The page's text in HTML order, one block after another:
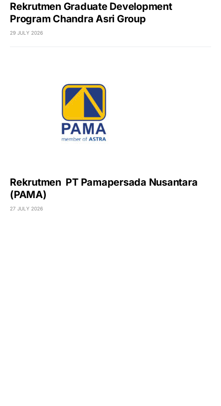
Rekrutmen Graduate Development
Program Chandra Asri Group
29 JULY 2026
Rekrutmen PT Pamapersada Nusantara
(PAMA)
27 JULY 2026